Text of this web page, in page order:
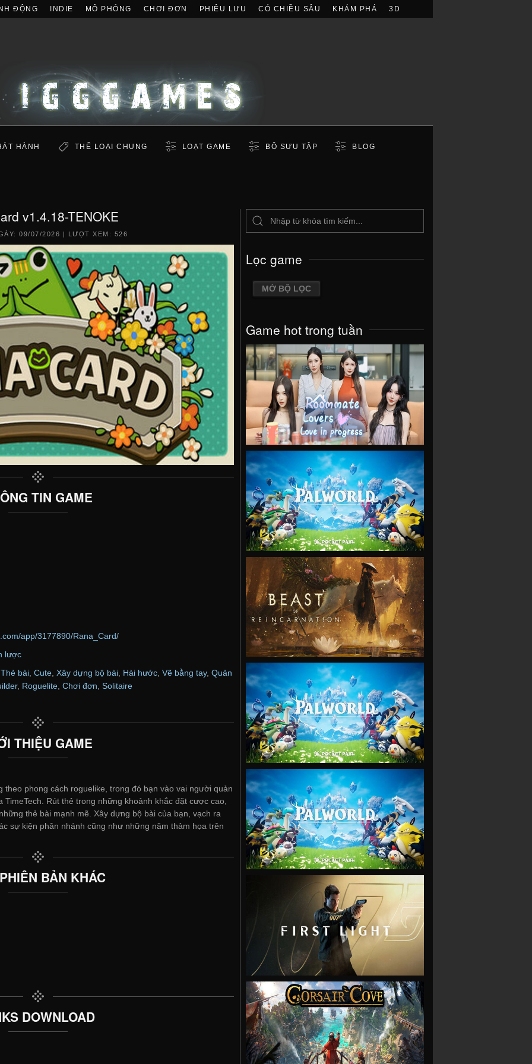
ĐỘNG INDIE MÔ PHỎNG CHƠI ĐƠN PHIÊU LƯU CÓ CHIỀU SÂU KHÁM PHÁ 3D
HÀNH THỂ LOẠI CHUNG LOẠT GAME BỘ SƯU TẬP BLOG
v1.4.18-TENOKE
09/07/2026 | LƯỢT XEM: 526
TIN GAME
app/3177890/Rana_Card/
lược
Thẻ bài, Cute, Xây dựng bộ bài, Hài hước, Vẽ bằng tay, Quản
, Roguelite Chơi đơn Solitaire
THIỆU GAME
phong cách roguelike, trong đó bạn vào vai người quản
Rút thẻ trong những khoảnh khắc đặt cược cao,
thẻ bài mạnh mẽ. Xây dựng bộ bài của bạn, vạch ra
sự kiện phân nhánh cũng như những năm thảm họa trên
BẢN KHÁC
DOWNLOAD
Lọc game
MỞ BỘ LỌC
Game hot trong tuần
VIEW
VIEW
VIEW
VIEW
VIEW
VIEW
VIEW